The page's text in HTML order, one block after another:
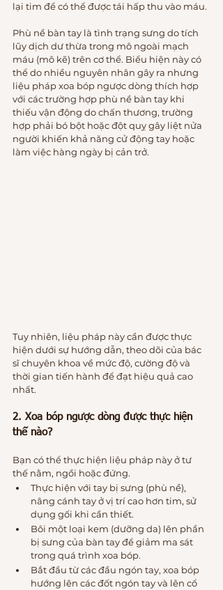
lại tim để có thể được tái hấp thu vào máu.
Phù nề bàn tay là tình trạng sưng do tích
lũy dịch dư thừa trong mô ngoài mạch
máu (mô kẽ) trên cơ thể. Biểu hiện này có
thể do nhiều nguyên nhân gây ra nhưng
liệu pháp xoa bóp ngược dòng thích hợp
với các trường hợp phù nề bàn tay khi
thiếu vận động do chấn thương, trường
hợp phải bó bột hoặc đột quỵ gây liệt nửa
người khiến khả năng cử động tay hoặc
làm việc hàng ngày bị cản trở.
Tuy nhiên, liệu pháp này cần được thực
hiện dưới sự hướng dẫn, theo dõi của bác
sĩ chuyên khoa về mức độ, cường độ và
thời gian tiến hành để đạt hiệu quả cao
nhất.
2. Xoa bóp ngược dòng được thực hiện
thế nào?
Bạn có thể thực hiện liệu pháp này ở tư
thế nằm, ngồi hoặc đứng.
Thực hiện với tay bị sưng (phù nề),
nâng cánh tay ở vị trí cao hơn tim, sử
dụng gối khi cần thiết.
Bôi một loại kem (dưỡng da) lên phần
bị sưng của bàn tay để giảm ma sát
trong quá trình xoa bóp.
Bắt đầu từ các đầu ngón tay, xoa bóp
hướng lên các đốt ngón tay và lên cổ